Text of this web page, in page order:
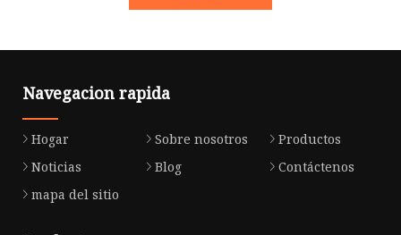
Navegacion rapida
Hogar Sobre nosotros
Productos
Noticias
Blog
Contáctenos
mapa del sitio